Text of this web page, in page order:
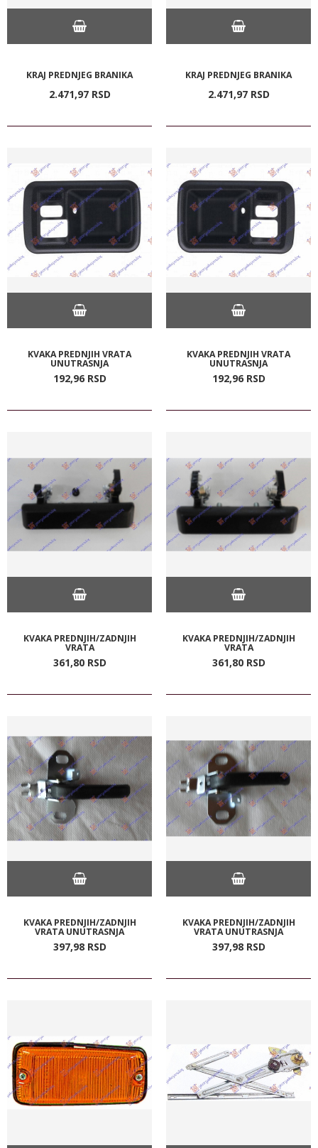
KRAJ PREDNJEG BRANIKA
2.471,97 RSD
KRAJ PREDNJEG BRANIKA
2.471,97 RSD
KVAKA PREDNJIH VRATA
UNUTRASNJA
192,96 RSD
KVAKA PREDNJIH VRATA
UNUTRASNJA
192,96 RSD
KVAKA PREDNJIH/ZADNJIH
VRATA
361,80 RSD
KVAKA PREDNJIH/ZADNJIH
VRATA
361,80 RSD
KVAKA PREDNJIH/ZADNJIH
VRATA UNUTRASNJA
397,98 RSD
KVAKA PREDNJIH/ZADNJIH
VRATA UNUTRASNJA
397,98 RSD